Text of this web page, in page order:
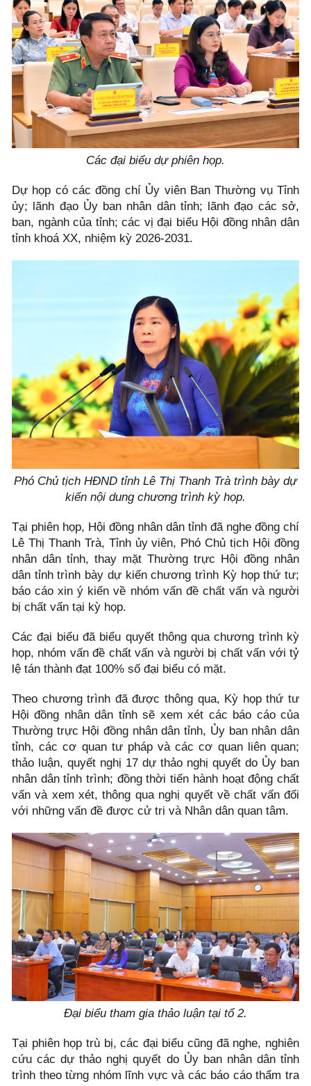
Các đại biểu dự phiên họp.
Dự họp có các đồng chí Ủy viên Ban Thường vụ Tỉnh
ủy; lãnh đạo Ủy ban nhân dân tỉnh; lãnh đạo các sở,
ban, ngành của tỉnh; các vị đại biểu Hội đồng nhân dân
tỉnh khoá XX, nhiệm kỳ 2026-2031.
Phó Chủ tịch HĐND tỉnh Lê Thị Thanh Trà trình bày dự
kiến nội dung chương trình kỳ họp.
Tại phiên họp, Hội đồng nhân dân tỉnh đã nghe đồng chí
Lê Thị Thanh Trà, Tỉnh ủy viên, Phó Chủ tịch Hội đồng
nhân dân tỉnh, thay mặt Thường trực Hội đồng nhân
dân tỉnh trình bày dự kiến chương trình Kỳ họp thứ tư;
báo cáo xin ý kiến về nhóm vấn đề chất vấn và người
bị chất vấn tại kỳ họp.
Các đại biểu đã biểu quyết thông qua chương trình kỳ
họp, nhóm vấn đề chất vấn và người bị chất vấn với tỷ
lệ tán thành đạt 100% số đại biểu có mặt.
Theo chương trình đã được thông qua, Kỳ họp thứ tư
Hội đồng nhân dân tỉnh sẽ xem xét các báo cáo của
Thường trực Hội đồng nhân dân tỉnh, Ủy ban nhân dân
tỉnh, các cơ quan tư pháp và các cơ quan liên quan;
thảo luận, quyết nghị 17 dự thảo nghị quyết do Ủy ban
nhân dân tỉnh trình; đồng thời tiến hành hoạt động chất
vấn và xem xét, thông qua nghị quyết về chất vấn đối
với những vấn đề được cử tri và Nhân dân quan tâm.
Đại biểu tham gia thảo luận tại tổ 2.
Tại phiên họp trù bị, các đại biểu cũng đã nghe, nghiên
cứu các dự thảo nghị quyết do Ủy ban nhân dân tỉnh
trình theo từng nhóm lĩnh vực và các báo cáo thẩm tra